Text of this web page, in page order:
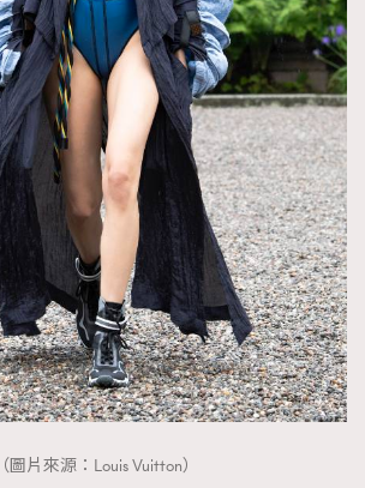
（圖片來源：Louis Vuitton）